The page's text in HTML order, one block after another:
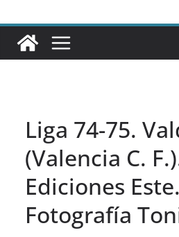
Liga 74-75.
(Valencia C.
Ediciones Este.
Fotografía